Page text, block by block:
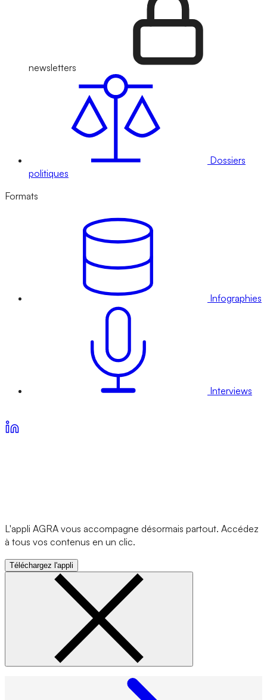
newsletters
Dossiers
politiques
Formats
Infographies
Interviews
L'appli AGRA vous accompagne désormais partout. Accédez
à tous vos contenus en un clic.
Téléchargez l'appli